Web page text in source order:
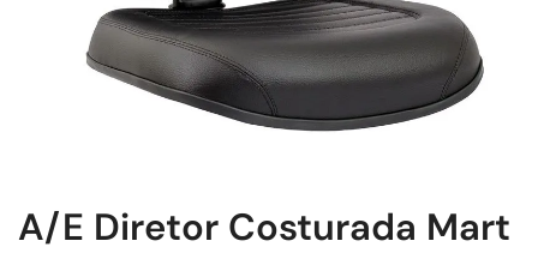
A/E Diretor Costurada Mart